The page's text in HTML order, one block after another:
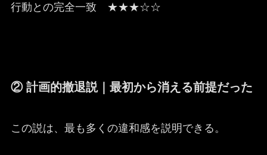
行動との完全一致 ★★★☆☆
② 計画的撤退説｜最初から消える前提だった
この説は、最も多くの違和感を説明できる。